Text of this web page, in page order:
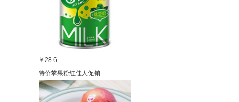
￥28.6
特价苹果粉红佳人促销